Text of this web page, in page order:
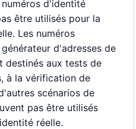
d'identité
être utilisés pour la
Les numéros
d'adresses de
destinés aux tests de
à la vérification de
scénarios de
pas être utilisés
réelle.